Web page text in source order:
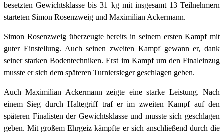
besetzten Gewichtsklasse bis 31 kg mit insgesamt 13 Teilnehmern
starteten Simon Rosenzweig und Maximilian Ackermann.
Simon Rosenzweig überzeugte bereits in seinem ersten Kampf mit
guter Einstellung. Auch seinen zweiten Kampf gewann er, dank
seiner starken Bodentechniken. Erst im Kampf um den Finaleinzug
musste er sich dem späteren Turniersieger geschlagen geben.
Auch Maximilian Ackermann zeigte eine starke Leistung. Nach
einem Sieg durch Haltegriff traf er im zweiten Kampf auf den
späteren Finalisten der Gewichtsklasse und musste sich geschlagen
geben. Mit großem Ehrgeiz kämpfte er sich anschließend durch die